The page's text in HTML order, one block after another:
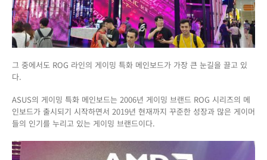
리
즈
의
혁
과
그
리
고
그 중에서도 ROG 라인의 게이밍 특화 메인보드가 가장 큰 눈길을 끌고 있
다.
ASUS의 게이밍 특화 메인보드는 2006년 게이밍 브랜드 ROG 시리즈의 메
인보드가 출시되기 시작하면서 2019년 현재까지 꾸준한 성장과 많은 게이머
들의 인기를 누리고 있는 게이밍 브랜드이다.